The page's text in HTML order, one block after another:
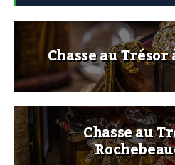
Chasse au
Chasse au